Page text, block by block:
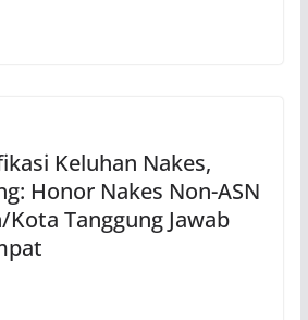
Keluhan Nakes,
Honor Nakes Non-ASN
Tanggung Jawab